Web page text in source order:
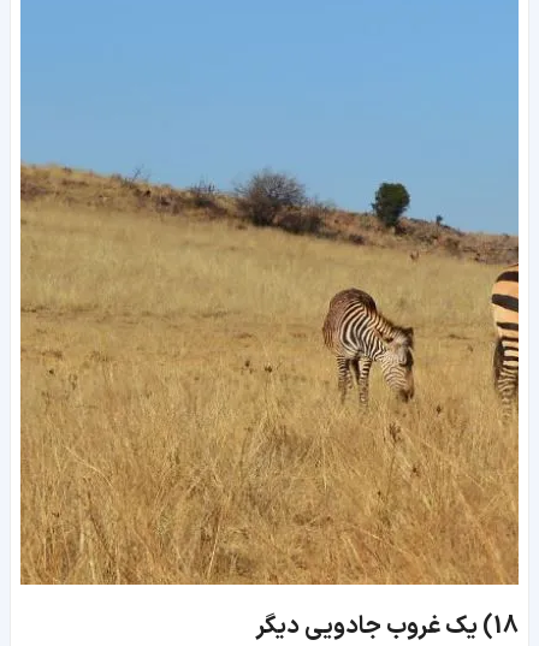
18) یک غروب جادویی دیگر